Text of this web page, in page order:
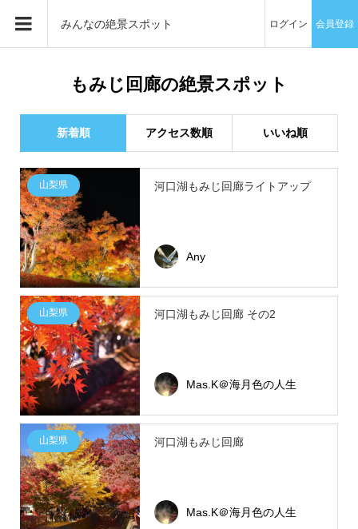
みんなの絶景スポット ログイン 会員登録
もみじ回廊の絶景スポット
新着順 アクセス数順 いいね順
山梨県 河口湖もみじ回廊ライトアップ
Any
山梨県 河口湖もみじ回廊 その2
Mas.K＠海月色の人生
山梨県 河口湖もみじ回廊
Mas.K＠海月色の人生